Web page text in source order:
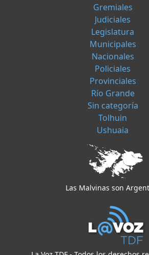
Gremiales
Judiciales
Legislatura
Municipales
Nacionales
Policiales
Provinciales
Río Grande
Sin categoría
Tolhuin
Ushuaia
Las Malvinas son